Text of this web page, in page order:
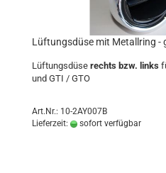
Lüftungsdüse mit Metallring -
Lüftungsdüse rechts bzw. links
und GTI / GTO
Art.Nr.: 10-2AY007B
Lieferzeit:
sofort verfügbar